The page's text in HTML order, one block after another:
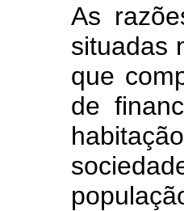
As
situadas
que
de